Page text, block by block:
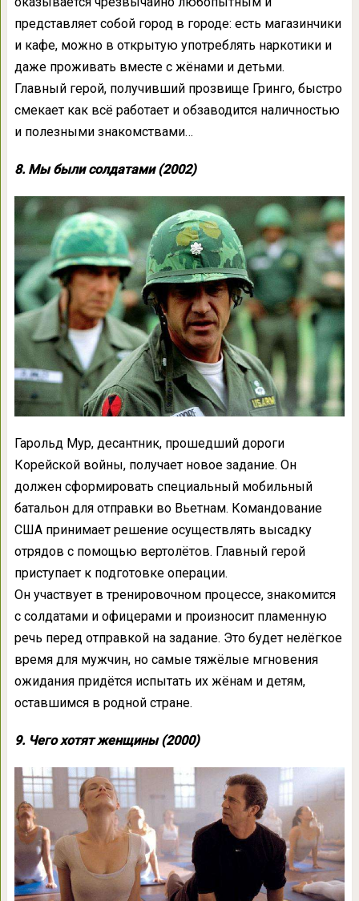
представляет собой город в городе: есть магазинчики
и кафе, можно в открытую употреблять наркотики и
даже проживать вместе с жёнами и детьми.
Главный герой, получивший прозвище Гринго, быстро
смекает как всё работает и обзаводится наличностью
и полезными знакомствами…
8. Мы были солдатами (2002)
Гарольд Мур, десантник, прошедший дороги
Корейской войны, получает новое задание. Он
должен сформировать специальный мобильный
батальон для отправки во Вьетнам. Командование
США принимает решение осуществлять высадку
отрядов с помощью вертолётов. Главный герой
приступает к подготовке операции.
Он участвует в тренировочном процессе, знакомится
с солдатами и офицерами и произносит пламенную
речь перед отправкой на задание. Это будет нелёгкое
время для мужчин, но самые тяжёлые мгновения
ожидания придётся испытать их жёнам и детям,
оставшимся в родной стране.
9. Чего хотят женщины (2000)